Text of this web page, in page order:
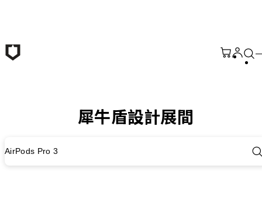
犀牛盾設計展間
AirPods Pro 3